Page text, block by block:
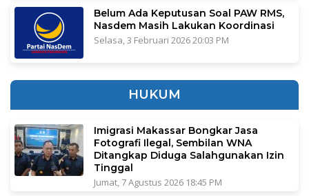
Belum Ada Keputusan Soal PAW RMS,
Nasdem Masih Lakukan Koordinasi
Selasa, 3 Februari 2026 20:03 PM
HUKUM
Imigrasi Makassar Bongkar Jasa
Fotografi Ilegal, Sembilan WNA
Ditangkap Diduga Salahgunakan Izin
Tinggal
Jumat, 7 Agustus 2026 18:45 PM